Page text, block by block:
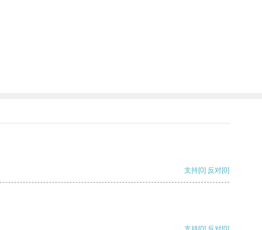
支持[0] 反对[0]